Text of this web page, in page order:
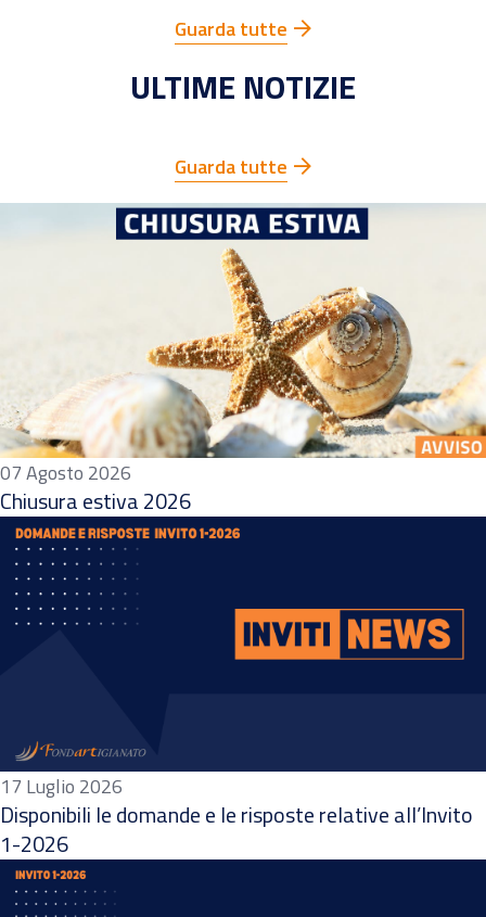
Guarda tutte
ULTIME NOTIZIE
Guarda tutte
07 Agosto 2026
Chiusura estiva 2026
17 Luglio 2026
Disponibili le domande e le risposte relative all’Invito
1-2026